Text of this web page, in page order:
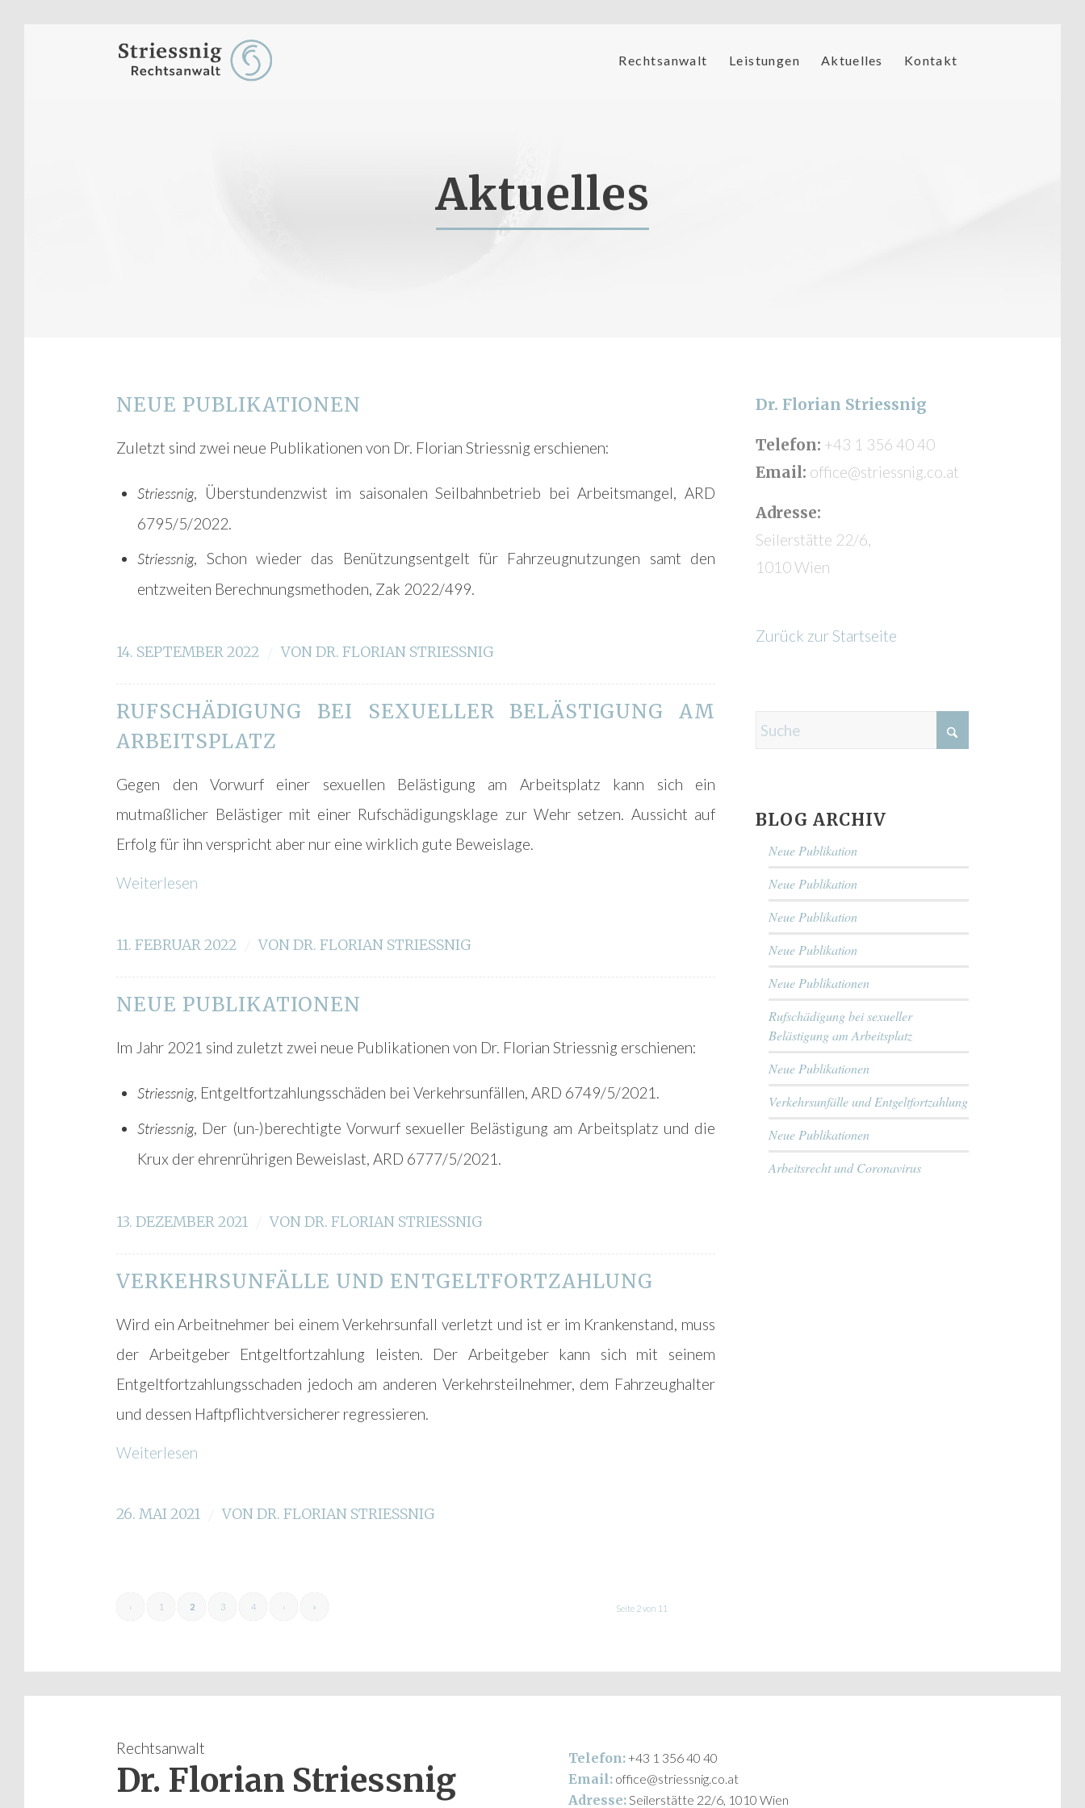
Rechtsanwalt Leistungen Aktuelles Kontakt
Aktuelles
NEUE PUBLIKATIONEN
Zuletzt sind zwei neue Publikationen von Dr. Florian Striessnig erschienen:
Striessnig, Überstundenzwist im saisonalen Seilbahnbetrieb bei Arbeitsmangel, ARD
6795/5/2022.
Striessnig, Schon wieder das Benützungsentgelt für Fahrzeugnutzungen samt den
entzweiten Berechnungsmethoden, Zak 2022/499.
14. SEPTEMBER 2022 VONDR. FLORIAN STRIESSNIG
RUFSCHÄDIGUNG BEI SEXUELLER BELÄSTIGUNG AM
ARBEITSPLATZ
Gegen den Vorwurf einer sexuellen Belästigung am Arbeitsplatz kann sich ein
mutmaßlicher Belästiger mit einer Rufschädigungsklage zur Wehr setzen. Aussicht auf
Erfolg für ihn verspricht aber nur eine wirklich gute Beweislage.
Weiterlesen
11. FEBRUAR 2022 VONDR. FLORIAN STRIESSNIG
NEUE PUBLIKATIONEN
Im Jahr 2021 sind zuletzt zwei neue Publikationen von Dr. Florian Striessnig erschienen:
Striessnig, Entgeltfortzahlungsschäden bei Verkehrsunfällen, ARD 6749/5/2021.
Striessnig, Der (un-)berechtigte Vorwurf sexueller Belästigung am Arbeitsplatz und die
Krux der ehrenrührigen Beweislast, ARD 6777/5/2021.
13. DEZEMBER 2021 VONDR. FLORIAN STRIESSNIG
VERKEHRSUNFÄLLE UND ENTGELTFORTZAHLUNG
Wird ein Arbeitnehmer bei einem Verkehrsunfall verletzt und ist er im Krankenstand, muss
der Arbeitgeber Entgeltfortzahlung leisten. Der Arbeitgeber kann sich mit seinem
Entgeltfortzahlungsschaden jedoch am anderen Verkehrsteilnehmer, dem Fahrzeughalter
und dessen Haftpflichtversicherer regressieren.
Weiterlesen
26. MAI 2021 VONDR. FLORIAN STRIESSNIG
Seite 2 von 11
‹ 1 2 3 4 › »
Dr. Florian Striessnig
Telefon: +43 1 356 40 40
Email: office@striessnig.co.at
Adresse:
Seilerstätte 22/6,
1010 Wien
Zurück zur Startseite
BLOG ARCHIV
Neue Publikation
Neue Publikation
Neue Publikation
Neue Publikation
Neue Publikationen
Rufschädigung bei sexueller
Belästigung am Arbeitsplatz
Neue Publikationen
Verkehrsunfälle und Entgeltfortzahlung
Neue Publikationen
Arbeitsrecht und Coronavirus
Rechtsanwalt
Dr. Florian Striessnig
Telefon:+43 1 356 40 40
Email: office@striessnig.co.at
Adresse:Seilerstätte 22/6, 1010 Wien